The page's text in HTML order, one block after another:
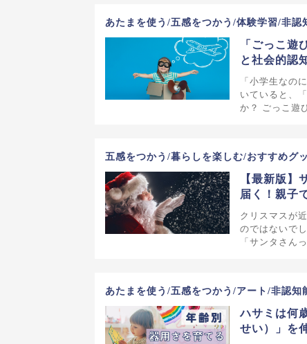
あたまを使う/五感をつかう/体験学習/非認
「ごっこ遊
と社会的認
「小学生なの
いていると、
か？ ごっこ遊
五感をつかう/暮らしを楽しむ/おすすめグ
【最新版】
届く！親子
クリスマスが
のではないで
「サンタさん
あたまを使う/五感をつかう/アート/非認知
ハサミは何
せい）」を